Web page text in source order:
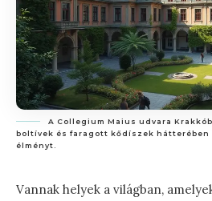
A Collegium Maius udvara
boltívek és faragott kődíszek
élményt.
Vannak helyek a világban,